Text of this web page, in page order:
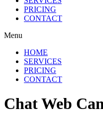
PRICING
CONTACT
Menu
HOME
SERVICES
PRICING
CONTACT
Chat Web